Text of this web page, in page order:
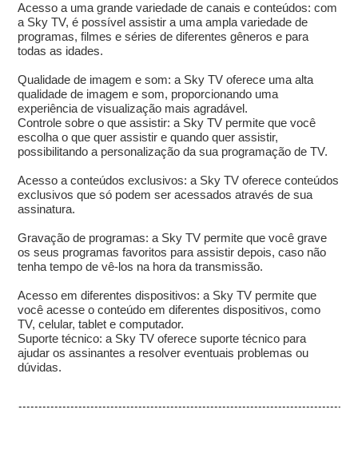
Acesso a uma grande variedade de canais e conteúdos: com
a Sky TV, é possível assistir a uma ampla variedade de
programas, filmes e séries de diferentes gêneros e para
todas as idades.
Qualidade de imagem e som: a Sky TV oferece uma alta
qualidade de imagem e som, proporcionando uma
experiência de visualização mais agradável.
Controle sobre o que assistir: a Sky TV permite que você
escolha o que quer assistir e quando quer assistir,
possibilitando a personalização da sua programação de TV.
Acesso a conteúdos exclusivos: a Sky TV oferece conteúdos
exclusivos que só podem ser acessados através de sua
assinatura.
Gravação de programas: a Sky TV permite que você grave
os seus programas favoritos para assistir depois, caso não
tenha tempo de vê-los na hora da transmissão.
Acesso em diferentes dispositivos: a Sky TV permite que
você acesse o conteúdo em diferentes dispositivos, como
TV, celular, tablet e computador.
Suporte técnico: a Sky TV oferece suporte técnico para
ajudar os assinantes a resolver eventuais problemas ou
dúvidas.